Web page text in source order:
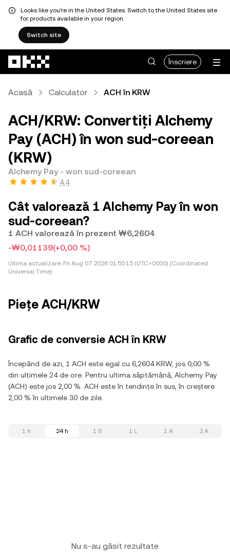
Looks like you're in the United States. Switch to the United States site
for products available in your region.
Switch site
Înscriere
Acasă Calculator ACH în KRW
ACH/KRW: Convertiți Alchemy
Pay (ACH) în won sud-coreean
(KRW)
Alchemy Pay - won sud-coreean
4,4
Cât valorează 1 Alchemy Pay în won
sud-coreean?
1 ACH valorează în prezent ₩6,2604
-₩0,01139(+0,00 %)
Ultima actualizare: Fri Aug 07 2026 01:50:15 (UTC+0000) (Coordinated
Universal Time)
Piețe ACH/KRW
Grafic de conversie ACH în KRW
Începând de azi, 1 ACH este egal cu 6,2604 KRW, jos 0,00 %
din ultimele 24 de ore. Pentru ultima săptămână, Alchemy Pay
(ACH) este jos 2,00 %. ACH este în tendințe în sus, în creștere
2,00 % în ultimele 30 de zile.
1 h 24 h 1 S 1 L 1 A 2 A
Nu s-au găsit rezultate